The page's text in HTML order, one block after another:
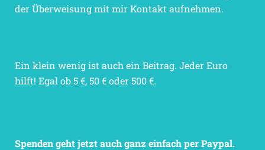
der Überweisung mit mir Kontakt aufnehmen.
Ein klein wenig ist auch ein Beitrag. Jeder Euro
hilft! Egal ob 5 €, 50 € oder 500 €.
Spenden geht jetzt auch ganz einfach per Paypal.